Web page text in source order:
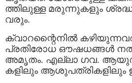
ത്തിലുള്ള മരുന്നുകളും
വരും.
ക്വാറന്റൈനില്‍
പ്രതിരോധ ഔഷധങ്ങൾ
അമൃതം. എല്ലാ ഗവ.
കളിലും